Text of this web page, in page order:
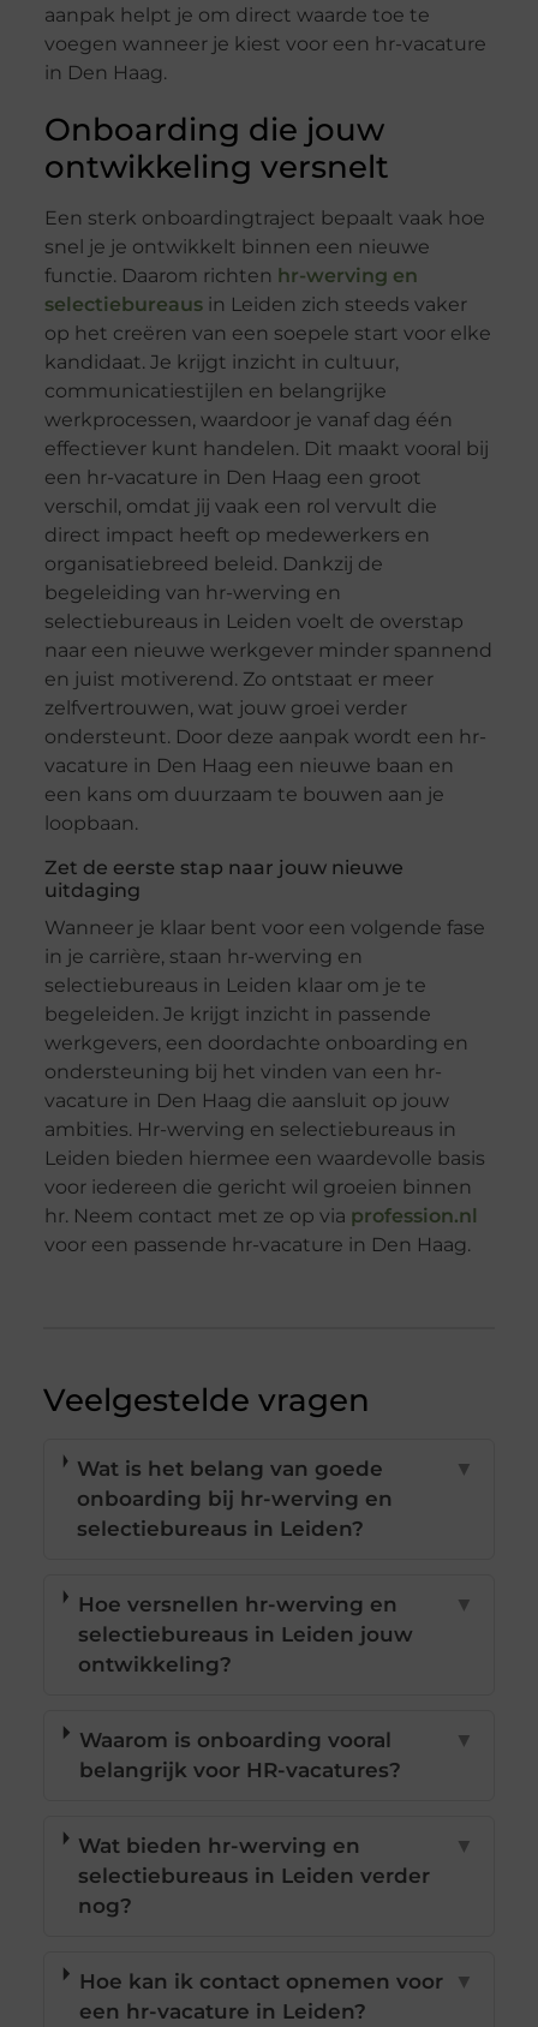
aanpak helpt je om direct waarde toe te
voegen wanneer je kiest voor een hr-vacature
in Den Haag.
Onboarding die jouw
ontwikkeling versnelt
Een sterk onboardingtraject bepaalt vaak hoe
snel je je ontwikkelt binnen een nieuwe
functie. Daarom richten hr-werving en
selectiebureausin Leiden zich steeds vaker
op het creëren van een soepele start voor elke
kandidaat. Je krijgt inzicht in cultuur,
communicatiestijlen en belangrijke
werkprocessen, waardoor je vanaf dag één
effectiever kunt handelen. Dit maakt vooral bij
een hr-vacature in Den Haag een groot
verschil, omdat jij vaak een rol vervult die
direct impact heeft op medewerkers en
organisatiebreed beleid. Dankzij de
begeleiding van hr-werving en
selectiebureaus in Leiden voelt de overstap
naar een nieuwe werkgever minder spannend
en juist motiverend. Zo ontstaat er meer
zelfvertrouwen, wat jouw groei verder
ondersteunt. Door deze aanpak wordt een hr-
vacature in Den Haag een nieuwe baan en
een kans om duurzaam te bouwen aan je
loopbaan.
Zet de eerste stap naar jouw nieuwe
uitdaging
Wanneer je klaar bent voor een volgende fase
in je carrière, staan hr-werving en
selectiebureaus in Leiden klaar om je te
begeleiden. Je krijgt inzicht in passende
werkgevers, een doordachte onboarding en
ondersteuning bij het vinden van een hr-
vacature in Den Haag die aansluit op jouw
ambities. Hr-werving en selectiebureaus in
Leiden bieden hiermee een waardevolle basis
voor iedereen die gericht wil groeien binnen
hr. Neem contact met ze op via profession.nl
voor een passende hr-vacature in Den Haag.
Veelgestelde vragen
Wat is het belang van goede
onboarding bij hr-werving en
selectiebureaus in Leiden?
▼
Hoe versnellen hr-werving en
selectiebureaus in Leiden jouw
ontwikkeling?
▼
Waarom is onboarding vooral
belangrijk voor HR-vacatures?
▼
Wat bieden hr-werving en
selectiebureaus in Leiden verder
nog?
▼
Hoe kan ik contact opnemen voor
een hr-vacature in Leiden?
▼